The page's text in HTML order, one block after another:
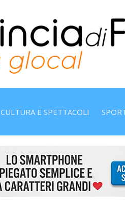
CULTURA E SPETTACOLI